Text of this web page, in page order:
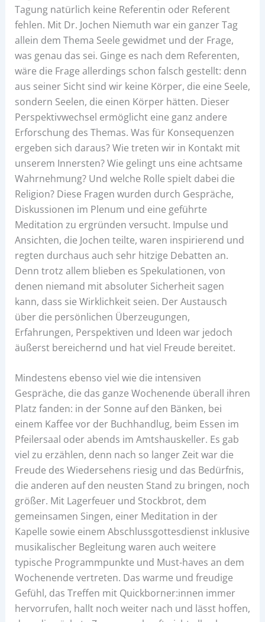
Tagung natürlich keine Referentin oder Referent
fehlen. Mit Dr. Jochen Niemuth war ein ganzer Tag
allein dem Thema Seele gewidmet und der Frage,
was genau das sei. Ginge es nach dem Referenten,
wäre die Frage allerdings schon falsch gestellt: denn
aus seiner Sicht sind wir keine Körper, die eine Seele,
sondern Seelen, die einen Körper hätten. Dieser
Perspektivwechsel ermöglicht eine ganz andere
Erforschung des Themas. Was für Konsequenzen
ergeben sich daraus? Wie treten wir in Kontakt mit
unserem Innersten? Wie gelingt uns eine achtsame
Wahrnehmung? Und welche Rolle spielt dabei die
Religion? Diese Fragen wurden durch Gespräche,
Diskussionen im Plenum und eine geführte
Meditation zu ergründen versucht. Impulse und
Ansichten, die Jochen teilte, waren inspirierend und
regten durchaus auch sehr hitzige Debatten an.
Denn trotz allem blieben es Spekulationen, von
denen niemand mit absoluter Sicherheit sagen
kann, dass sie Wirklichkeit seien. Der Austausch
über die persönlichen Überzeugungen,
Erfahrungen, Perspektiven und Ideen war jedoch
äußerst bereichernd und hat viel Freude bereitet.
Mindestens ebenso viel wie die intensiven
Gespräche, die das ganze Wochenende überall ihren
Platz fanden: in der Sonne auf den Bänken, bei
einem Kaffee vor der Buchhandlug, beim Essen im
Pfeilersaal oder abends im Amtshauskeller. Es gab
viel zu erzählen, denn nach so langer Zeit war die
Freude des Wiedersehens riesig und das Bedürfnis,
die anderen auf den neusten Stand zu bringen, noch
größer. Mit Lagerfeuer und Stockbrot, dem
gemeinsamen Singen, einer Meditation in der
Kapelle sowie einem Abschlussgottesdienst inklusive
musikalischer Begleitung waren auch weitere
typische Programmpunkte und Must-haves an dem
Wochenende vertreten. Das warme und freudige
Gefühl, das Treffen mit Quickborner:innen immer
hervorrufen, hallt noch weiter nach und lässt hoffen,